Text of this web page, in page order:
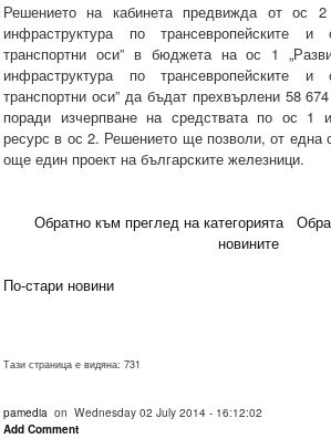
Решението на кабинета предвижда от ос 2
инфраструктура по трансевропейските и
транспортни оси” в бюджета на ос 1
инфраструктура по трансевропейските и
транспортни оси” да бъдат прехвърлени 58
поради изчерпване на средствата по ос 1
ресурс в ос 2. Решението ще позволи, от една
още един проект на българските железници.
Обратно към преглед на категорията
новините
По-стари новини
Тази страница е видяна: 731
pamedia on Wednesday 02 July 2014 - 16:12:02
Add Comment